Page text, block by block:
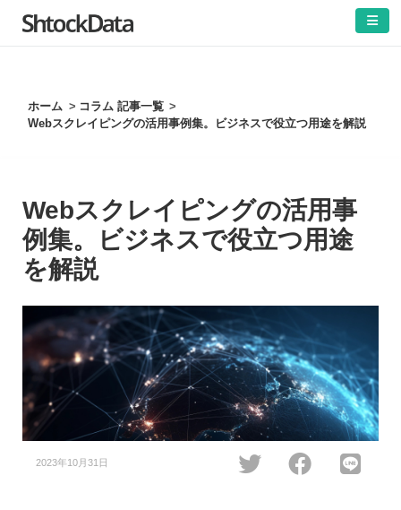
ホーム
コラム 記事一覧
Webスクレイピングの活用事例集。ビジネスで役立つ用途を解説
Webスクレイピングの活用事
例集。ビジネスで役立つ用途
を解説
2023年10月31日